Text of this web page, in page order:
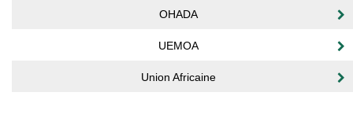
OHADA
UEMOA
Union Africaine